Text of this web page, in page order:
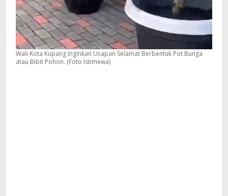
Wali Kota Kupang Inginkan Ucapan Selamat Berbentuk Pot Bunga
atau Bibit Pohon. (Foto Istimewa)